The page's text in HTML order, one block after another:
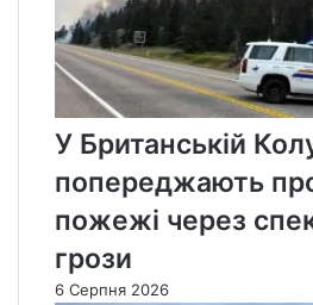
У Британській
попереджають про
пожежі через
грози
6 Серпня 2026